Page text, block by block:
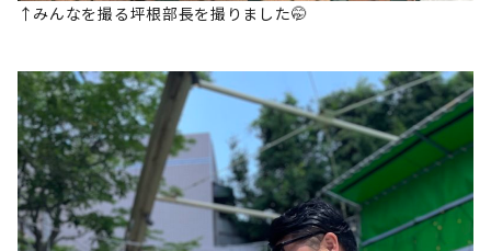
↑みんなを撮る坪根部長を撮りました🤭